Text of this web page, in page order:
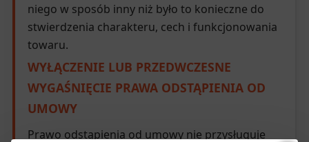
niego w sposób inny niż było to konieczne do
stwierdzenia charakteru, cech i funkcjonowania
towaru.
WYŁĄCZENIE LUB PRZEDWCZESNE
WYGAŚNIĘCIE PRAWA ODSTĄPIENIA OD
UMOWY
Prawo odstąpienia od umowy nie przysługuje